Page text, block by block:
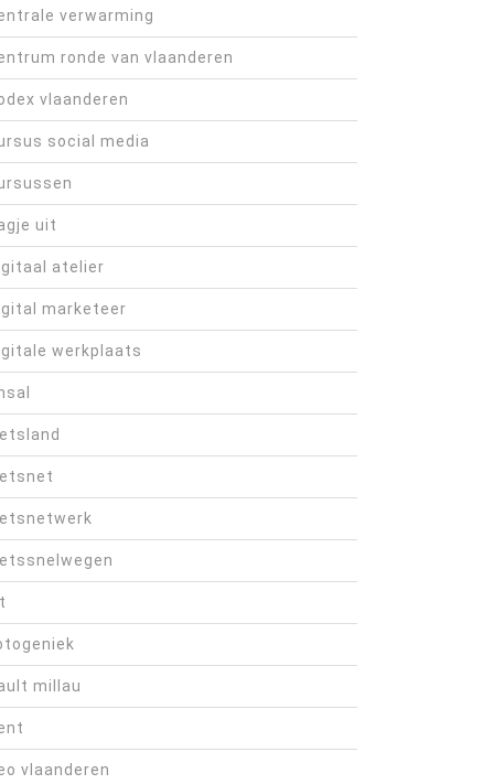
verwarming
ronde van vlaanderen
vlaanderen
social media
uit
atelier
marketeer
werkplaats
millau
vlaanderen